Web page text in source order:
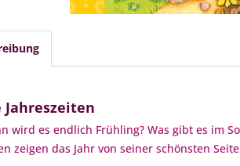
Jahreszeiten
wird es endlich Frühling? Was gibt es im
zeigen das Jahr von seiner schönsten